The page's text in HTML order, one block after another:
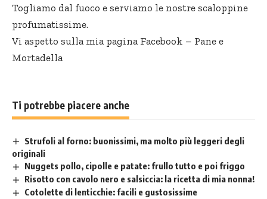
Togliamo dal fuoco e serviamo le nostre scaloppine
profumatissime.
Vi aspetto sulla mia pagina Facebook – Pane e
Mortadella
Ti potrebbe piacere anche
Strufoli al forno: buonissimi, ma molto più leggeri degli
originali
Nuggets pollo, cipolle e patate: frullo tutto e poi friggo
Risotto con cavolo nero e salsiccia: la ricetta di mia nonna!
Cotolette di lenticchie: facili e gustosissime